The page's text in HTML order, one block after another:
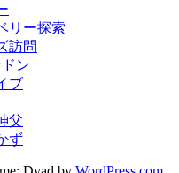
リー探索
訪問
ン
ブ
父
ず